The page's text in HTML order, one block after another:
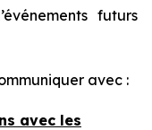
futurs
avec :
avec les